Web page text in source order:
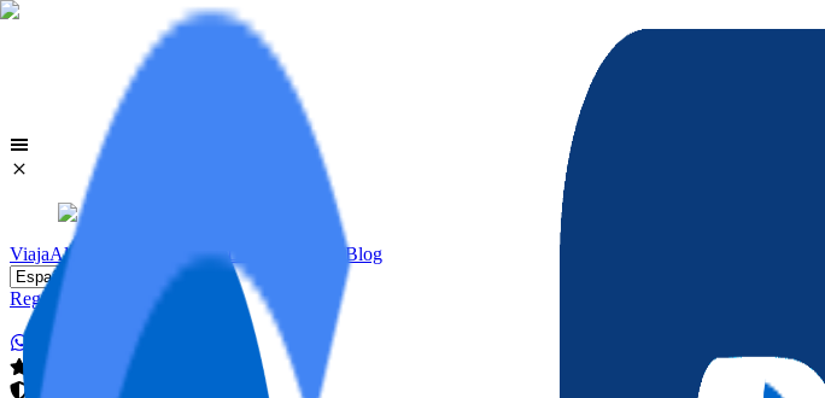
ViajaAlojamientos ViviendasLicencias VUT Blog
Register